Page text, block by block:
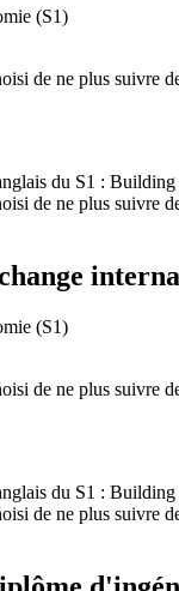
(S1)
de ne plus suivre
du S1 :
de ne plus suivre
(S1)
de ne plus suivre
du S1 :
de ne plus suivre